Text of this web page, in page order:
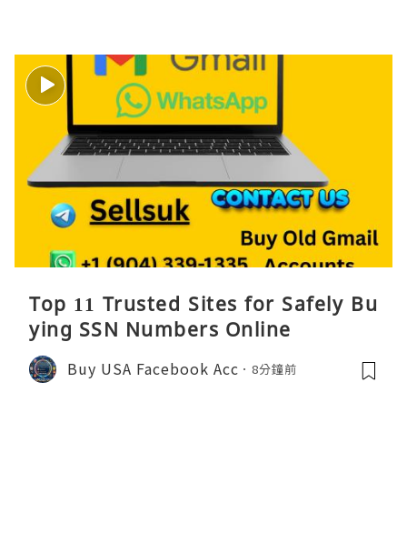
Top 11 Trusted Sites for Safely Bu
ying SSN Numbers Online
Buy USA Facebook Acc 8分鐘前